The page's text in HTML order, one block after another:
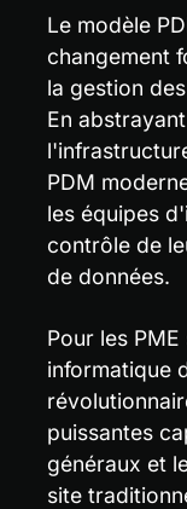
Le modèle
changement
la gestion
En
PDM
les équipes
contrôle de
de données.
Pour les
informatique
puissantes
généraux et
site